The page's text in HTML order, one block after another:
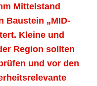
Mittelstand
Baustein „MID-
Kleine und
Region sollten
und vor den